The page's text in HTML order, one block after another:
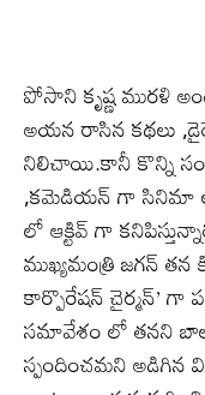
పోసాని కృష్ణ మురళి
అయన రాసిన కథలు
నిలిచాయి.కానీ కొన్ని
,కమెడియన్ గా సినిమా ల
లో ఆక్టివ్ గా
ముఖ్యమంత్రి జగన్ తన
కార్పొరేషన్ చైర్మన్’
సమావేశం లో తనని
స్పందించమని అడిగిన